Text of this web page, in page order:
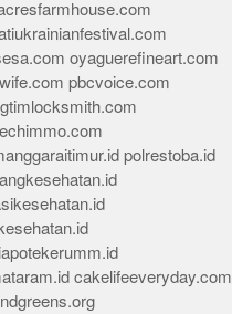
oyaguerefineart.com
pbcvoice.com
polrestoba.id
cakelifeeveryday.com